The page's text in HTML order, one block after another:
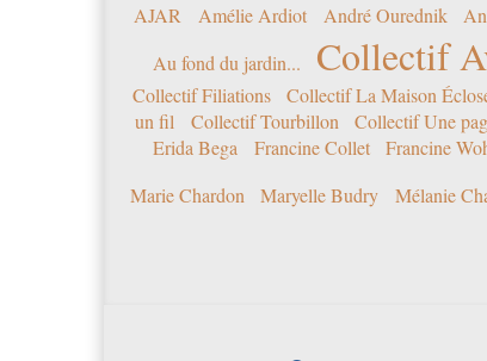
AJAR Amélie Ardiot André Ourednik
Au fond du jardin...
Collectif
Collectif Filiations
Collectif La Maison
un fil
Collectif Tourbillon Collectif Une
Erida Bega
Francine Collet Francine
Marie Chardon
Maryelle Budry Mélanie